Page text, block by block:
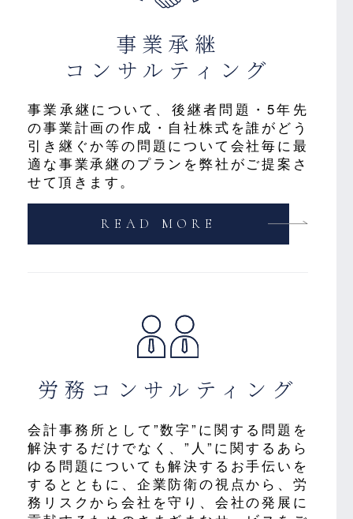
事業承継
コンサルティング
事業承継について、後継者問題・5年先
の事業計画の作成・自社株式を誰がどう
引き継ぐか等の問題について会社毎に最
適な事業承継のプランを弊社がご提案さ
せて頂きます。
READ MORE
労務 コンサルティング
会計事務所として”数字”に関する問題を
解決するだけでなく、”人”に関するあら
ゆる問題についても解決するお手伝いを
するとともに、企業防衛の視点から、労
務リスクから会社を守り、会社の発展に